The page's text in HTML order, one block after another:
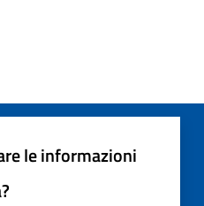
le informazioni